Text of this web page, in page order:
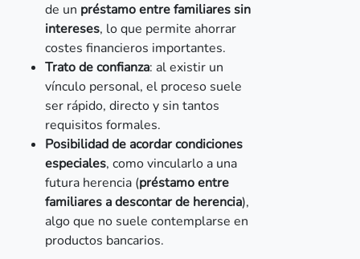
de un préstamo entre familiares sin
intereses, lo que permite ahorrar
costes financieros importantes.
Trato de confianza: al existir un
vínculo personal, el proceso suele
ser rápido, directo y sin tantos
requisitos formales.
Posibilidad de acordar condiciones
especiales, como vincularlo a una
futura herencia (préstamo entre
familiares a descontar de herencia),
algo que no suele contemplarse en
productos bancarios.